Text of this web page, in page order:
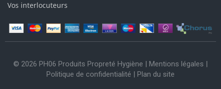
Vos interlocuteurs
© 2026 PH06 Produits Propreté Hygiène | Mentions légales |
Politique de confidentialité | Plan du site